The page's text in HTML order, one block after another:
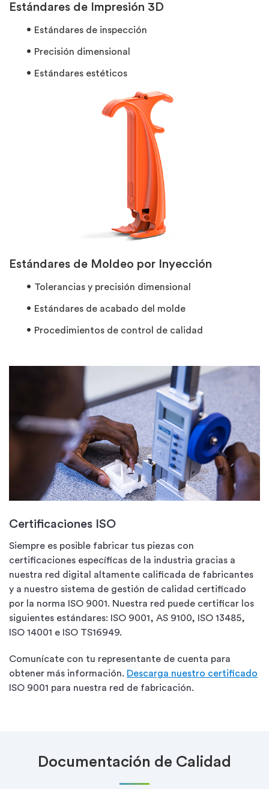
Estándares de Impresión 3D
Estándares de inspección
Precisión dimensional
Estándares estéticos
Estándares de Moldeo por Inyección
Tolerancias y precisión dimensional
Estándares de acabado del molde
Procedimientos de control de calidad
Certificaciones ISO
Siempre es posible fabricar tus piezas con
certificaciones específicas de la industria gracias a
nuestra red digital altamente calificada de fabricantes
y a nuestro sistema de gestión de calidad certificado
por la norma ISO 9001. Nuestra red puede certificar los
siguientes estándares: ISO 9001, AS 9100, ISO 13485,
ISO 14001 e ISO TS16949.
Comunícate con tu representante de cuenta para
obtener más información. Descarga nuestro certificado
ISO 9001 para nuestra red de fabricación.
Documentación de Calidad